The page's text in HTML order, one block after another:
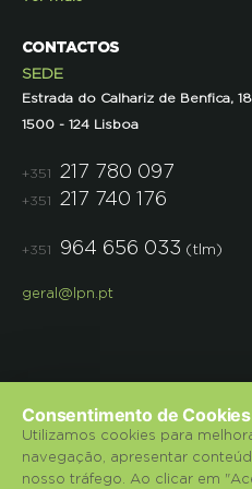
CONTACTOS
SEDE
Estrada do Calhariz de Benfica,
1500 - 124 Lisboa
+351 217 780 097
+351 217 740 176
+351 964 656 033 (tlm)
geral@lpn.pt
© 2018 Liga para a
Consentimento de Cookies
Utilizamos cookies para
navegação, apresentar
nosso tráfego. Ao clicar em